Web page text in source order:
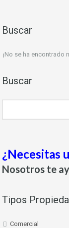
Buscar
¡No se ha
Buscar
¿Necesitas
Nosotros te
Tipos
Comercial